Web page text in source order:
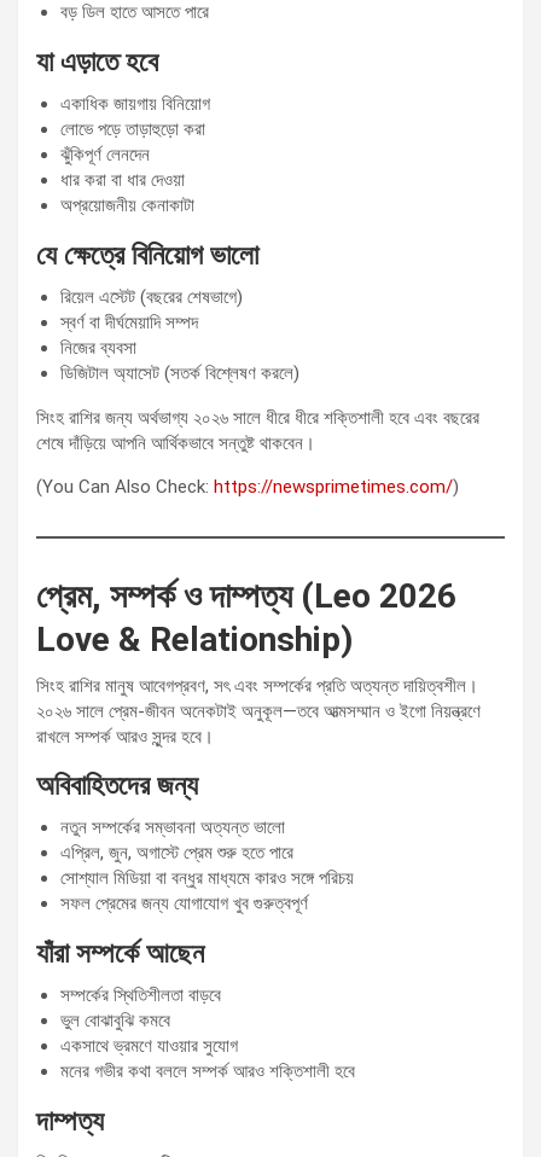
বড় ডিল হাতে আসতে পারে
যা এড়াতে হবে
একাধিক জায়গায় বিনিয়োগ
লোভে পড়ে তাড়াহুড়ো করা
ঝুঁকিপূর্ণ লেনদেন
ধার করা বা ধার দেওয়া
অপ্রয়োজনীয় কেনাকাটা
যে ক্ষেত্রে বিনিয়োগ ভালো
রিয়েল এস্টেট (বছরের শেষভাগে)
স্বর্ণ বা দীর্ঘমেয়াদি সম্পদ
নিজের ব্যবসা
ডিজিটাল অ্যাসেট (সতর্ক বিশ্লেষণ করলে)
সিংহ রাশির জন্য অর্থভাগ্য ২০২৬ সালে ধীরে ধীরে শক্তিশালী হবে এবং বছরের
শেষে দাঁড়িয়ে আপনি আর্থিকভাবে সন্তুষ্ট থাকবেন।
(You Can Also Check: https://newsprimetimes.com/)
প্রেম, সম্পর্ক ও দাম্পত্য (Leo 2026
Love & Relationship)
সিংহ রাশির মানুষ আবেগপ্রবণ, সৎ এবং সম্পর্কের প্রতি অত্যন্ত দায়িত্বশীল।
২০২৬ সালে প্রেম-জীবন অনেকটাই অনুকূল—তবে আত্মসম্মান ও ইগো নিয়ন্ত্রণে
রাখলে সম্পর্ক আরও সুন্দর হবে।
অবিবাহিতদের জন্য
নতুন সম্পর্কের সম্ভাবনা অত্যন্ত ভালো
এপ্রিল, জুন, অগাস্টে প্রেম শুরু হতে পারে
সোশ্যাল মিডিয়া বা বন্ধুর মাধ্যমে কারও সঙ্গে পরিচয়
সফল প্রেমের জন্য যোগাযোগ খুব গুরুত্বপূর্ণ
যাঁরা সম্পর্কে আছেন
সম্পর্কের স্থিতিশীলতা বাড়বে
ভুল বোঝাবুঝি কমবে
একসাথে ভ্রমণে যাওয়ার সুযোগ
মনের গভীর কথা বললে সম্পর্ক আরও শক্তিশালী হবে
দাম্পত্য